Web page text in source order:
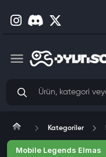
Kategoriler
Mobile Legends Elmas